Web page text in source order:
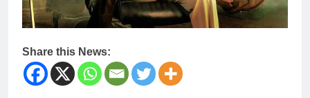
Share this News: